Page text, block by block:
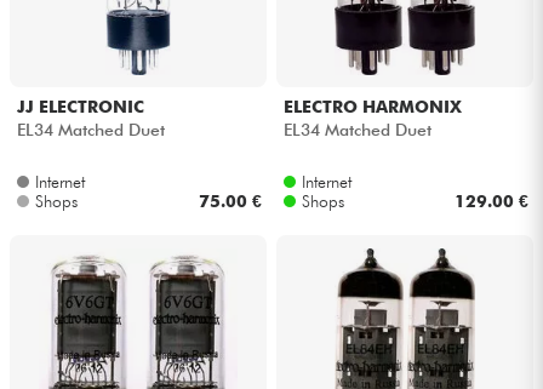
JJ ELECTRONIC
EL34 Matched Duet
Internet
Shops
75.00 €
ELECTRO HARMONIX
EL34 Matched Duet
Internet
Shops
129.00 €